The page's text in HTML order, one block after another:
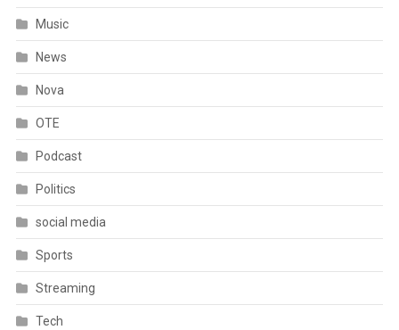
Music
News
Nova
OTE
Podcast
Politics
social media
Sports
Streaming
Tech